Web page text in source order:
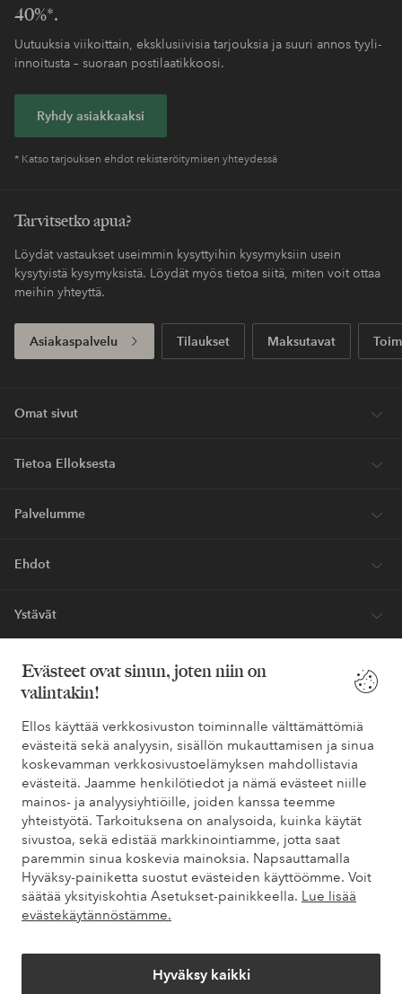
Evästeet ovat sinun, joten niin on
valintakin!
Ellos käyttää verkkosivuston toiminnalle välttämättömiä
evästeitä sekä analyysin, sisällön mukauttamisen ja sinua
koskevamman verkkosivustoelämyksen mahdollistavia
evästeitä. Jaamme henkilötiedot ja nämä evästeet niille
mainos- ja analyysiyhtiöille, joiden kanssa teemme
yhteistyötä. Tarkoituksena on analysoida, kuinka käytät
sivustoa, sekä edistää markkinointiamme, jotta saat
paremmin sinua koskevia mainoksia. Napsauttamalla
Hyväksy-painiketta suostut evästeiden käyttöömme. Voit
säätää yksityiskohtia Asetukset-painikkeella. Lue lisää
evästekäytännöstämme.
Hyväksy kaikki
40%*.
Uutuuksia viikoittain, eksklusiivisia tarjouksia ja suuri annos tyyli-
innoitusta – suoraan postilaatikkoosi.
Ryhdy asiakkaaksi
* Katso tarjouksen ehdot rekisteröitymisen yhteydessä
Tarvitsetko apua?
Löydät vastaukset useimmin kysyttyihin kysymyksiin usein
kysytyistä kysymyksistä. Löydät myös tietoa siitä, miten voit ottaa
meihin yhteyttä.
Asiakaspalvelu Tilaukset Maksutavat
Omat sivut
Tietoa Elloksesta
Palvelumme
Ehdot
Ystävät
Turvalliset maksut – maksa nyt tai erissä
Haluatko tietää
lisää maksuvaihtoehdoistamme
elpy elpy
Suomi - Valitse maa
Facebook Instagram Pinterest Youtube